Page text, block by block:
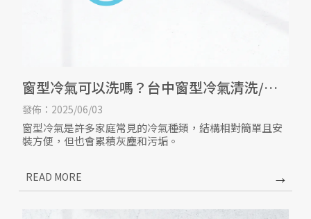
窗型冷氣可以洗嗎？台中窗型冷氣清洗/西
屯窗型冷氣保養
發佈：2025/06/03
窗型冷氣是許多家庭常見的冷氣種類，結構相對簡單且安
裝方便，但也會累積灰塵和污垢。